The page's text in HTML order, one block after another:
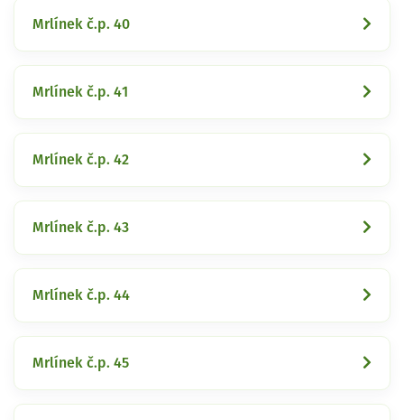
Mrlínek č.p. 40
Mrlínek č.p. 41
Mrlínek č.p. 42
Mrlínek č.p. 43
Mrlínek č.p. 44
Mrlínek č.p. 45